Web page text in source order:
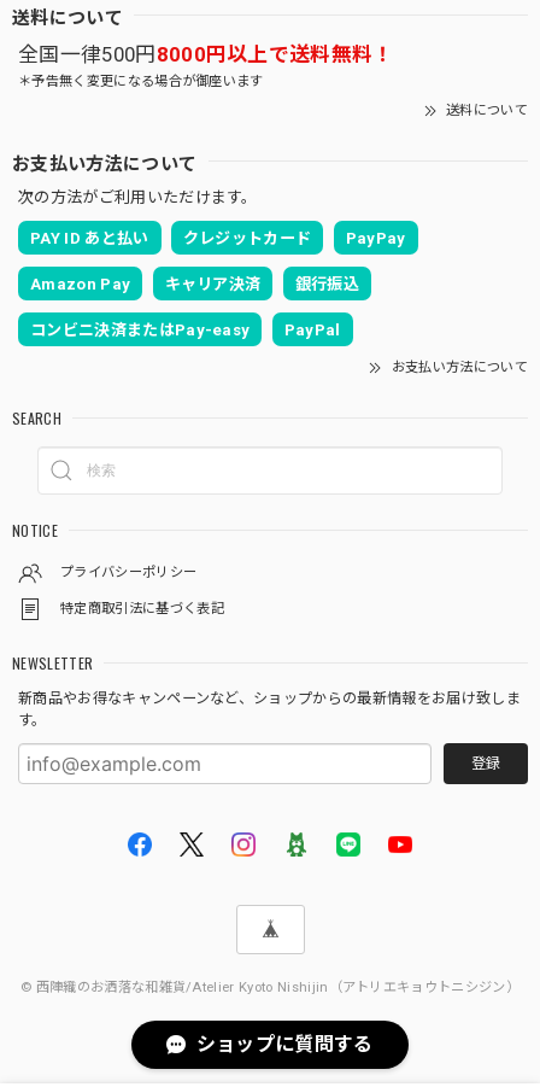
送料について
全国一律500円8000円以上で送料無料！
＊予告無く変更になる場合が御座います
送料について
お支払い方法について
次の方法がご利用いただけます。
PAY ID あと払い クレジットカード PayPay
Amazon Pay キャリア決済 銀行振込
コンビニ決済またはPay-easy PayPal
お支払い方法について
SEARCH
NOTICE
プライバシーポリシー
特定商取引法に基づく表記
NEWSLETTER
新商品やお得なキャンペーンなど、ショップからの最新情報をお届け致しま
す。
登録
© 西陣織のお洒落な和雑貨/Atelier Kyoto Nishijin（アトリエキョウトニシジン）
ショップに質問する